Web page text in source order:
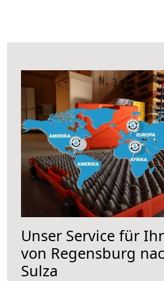
Unser Service für
von Regensburg
Sulza